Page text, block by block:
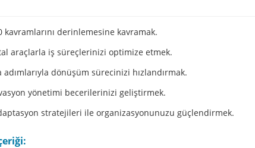
derinlemesine kavramak.
araçlarla iş süreçlerinizi optimize etmek.
dönüşüm sürecinizi hızlandırmak.
yönetimi becerilerinizi geliştirmek.
stratejileri ile organizasyonunuzu güçlendirmek.